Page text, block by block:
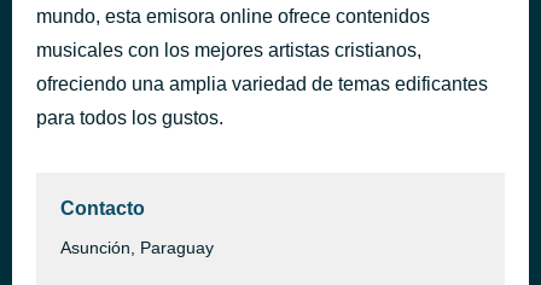
mundo, esta emisora online ofrece contenidos
musicales con los mejores artistas cristianos,
ofreciendo una amplia variedad de temas edificantes
para todos los gustos.
Contacto
Asunción, Paraguay